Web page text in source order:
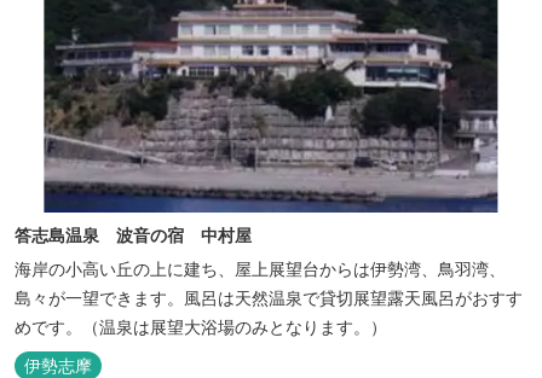
答志島温泉 波音の宿 中村屋
海岸の小高い丘の上に建ち、屋上展望台からは伊勢湾、鳥羽湾、
島々が一望できます。風呂は天然温泉で貸切展望露天風呂がおすす
めです。（温泉は展望大浴場のみとなります。）
伊勢志摩